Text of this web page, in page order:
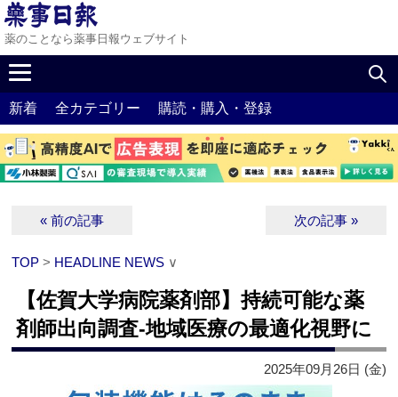
薬のことなら薬事日報ウェブサイト
新着 全カテゴリー 購読・購入・登録
« 前の記事 次の記事 »
TOP > HEADLINE NEWS ∨
【佐賀大学病院薬剤部】持続可能な薬
剤師出向調査‐地域医療の最適化視野に
2025年09月26日 (金)